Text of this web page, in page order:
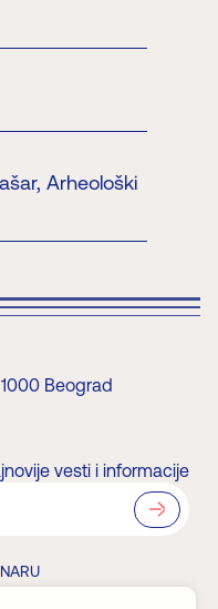
Arheološki
Beograd
vesti i informacije